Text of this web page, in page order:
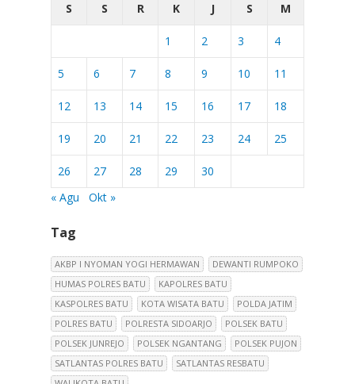
S
S R K J S M
1 2 3 4
5 6 7 8 9 10 11
12 13 14 15 16 17 18
19 20 21 22 23 24 25
26 27 28 29
30
« Agu
Okt »
Tag
AKBP I NYOMAN YOGI HERMAWAN
DEWANTI RUMPOKO
HUMAS POLRES BATU
KAPOLRES BATU
KASPOLRES BATU
KOTA WISATA BATU
POLDA JATIM
POLRES BATU
POLRESTA SIDOARJO
POLSEK BATU
POLSEK JUNREJO
POLSEK NGANTANG
POLSEK PUJON
SATLANTAS POLRES BATU
SATLANTAS RESBATU